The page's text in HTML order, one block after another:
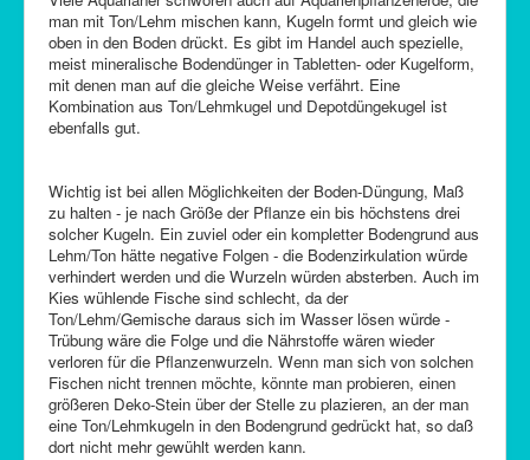
man mit Ton/Lehm mischen kann, Kugeln formt und gleich wie
oben in den Boden drückt. Es gibt im Handel auch spezielle,
meist mineralische Bodendünger in Tabletten- oder Kugelform,
mit denen man auf die gleiche Weise verfährt. Eine
Kombination aus Ton/Lehmkugel und Depotdüngekugel ist
ebenfalls gut.
Wichtig ist bei allen Möglichkeiten der Boden-Düngung, Maß
zu halten - je nach Größe der Pflanze ein bis höchstens drei
solcher Kugeln. Ein zuviel oder ein kompletter Bodengrund aus
Lehm/Ton hätte negative Folgen - die Bodenzirkulation würde
verhindert werden und die Wurzeln würden absterben. Auch im
Kies wühlende Fische sind schlecht, da der
Ton/Lehm/Gemische daraus sich im Wasser lösen würde -
Trübung wäre die Folge und die Nährstoffe wären wieder
verloren für die Pflanzenwurzeln. Wenn man sich von solchen
Fischen nicht trennen möchte, könnte man probieren, einen
größeren Deko-Stein über der Stelle zu plazieren, an der man
eine Ton/Lehmkugeln in den Bodengrund gedrückt hat, so daß
dort nicht mehr gewühlt werden kann.